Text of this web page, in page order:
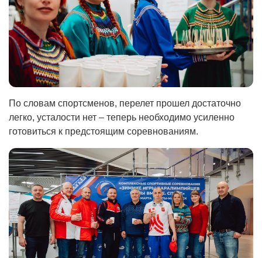
По словам спортсменов, перелет прошел достаточно
легко, усталости нет – теперь необходимо усиленно
готовиться к предстоящим соревнованиям.